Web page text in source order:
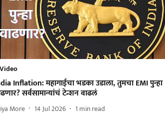
Video
Inflation: महागाईचा भडका उडाला, तुमचा EMI पुन्हा
सर्वसामान्यांचं टेन्शन वाढलं
More 14 Jul 2026 1 min read